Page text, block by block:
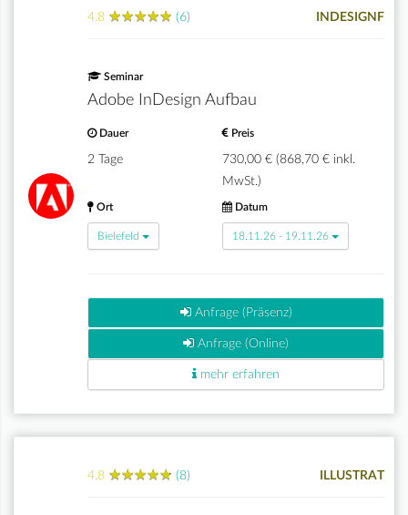
4.8 ★★★★★
★★★★★ (6) INDESIGNF
Seminar
Adobe InDesign Aufbau
Dauer
2 Tage
Preis
730,00 € (868,70 € inkl.
MwSt.)
Ort
Bielefeld
Datum
18.11.26 - 19.11.26
Anfrage (Präsenz)
Anfrage (Online)
mehr erfahren
4.8 ★★★★★
★★★★★ (8) ILLUSTRAT